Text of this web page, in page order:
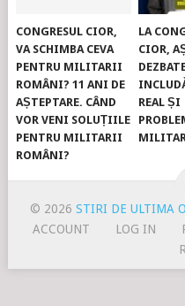
CONGRESUL CIOR,
VA SCHIMBA CEVA
PENTRU MILITARII
ROMÂNI? 11 ANI DE
AȘTEPTARE. CÂND
VOR VENI SOLUȚIILE
PENTRU MILITARII
ROMÂNI?
LA
CIOR,
REAL ȘI
© 2026STIRI DE ULTIMA
ACCOUNT
LOG IN